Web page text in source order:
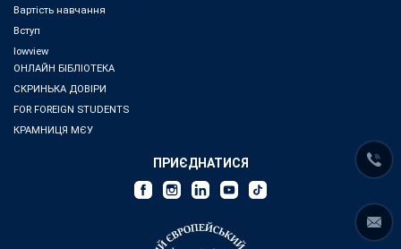
Вартість навчання
Вступ
lowview
ОНЛАЙН БІБЛІОТЕКА
СКРИНЬКА ДОВІРИ
FOR FOREIGN STUDENTS
КРАМНИЦЯ МЄУ
ПРИЄДНАТИСЯ